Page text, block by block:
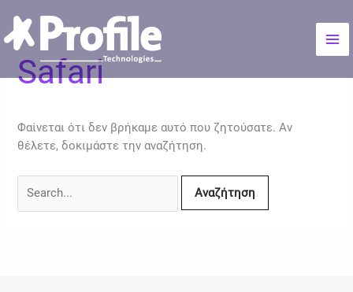
περιεχόμενο
Safari
Φαίνεται ότι δεν βρήκαμε αυτό που ζητούσατε. Αν
θέλετε, δοκιμάστε την αναζήτηση.
για: